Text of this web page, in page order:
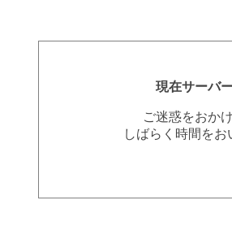
現在サーバ
ご迷惑をおか
しばらく時間を